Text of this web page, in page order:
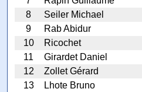
8
Seiler Michael
9
Rab Abidur
10
Ricochet
11
Girardet Daniel
12
Zollet Gérard
13
Lhote Bruno